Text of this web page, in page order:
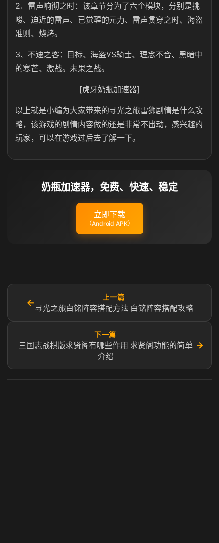
2、雷声响彻之时：该章节分为了六个模块，分别是挑
唆、迫近的雷声、已觉醒的元力、雷声贯穿之时、海盗
准则、烧烤。
3、不速之客：目标、海盗VS骑士、理念不合、黑暗中
的寒芒、激战。未果之战。
[虎牙奶瓶加速器]
以上就是小编为大家带来的寻光之旅雷狮剧情是什么攻
略，该游戏的剧情内容做的还是非常不出动，感兴趣的
玩家，可以在游戏过后去了解一下。
奶瓶加速器，免费、快速、稳定
立即下载
（Android APK）
←
上一篇
寻光之旅白铭阵容搭配方法 白铭阵容搭配攻略​
下一篇
三国志战棋版求贤阁有哪些作用 求贤阁功能的简单
介绍
→